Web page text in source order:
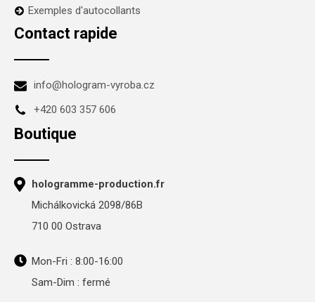
Exemples d'autocollants
Contact rapide
info@hologram-vyroba.cz
+420 603 357 606
Boutique
hologramme-production.fr
Michálkovická 2098/86B
710 00 Ostrava
Mon-Fri : 8:00-16:00
Sam-Dim : fermé